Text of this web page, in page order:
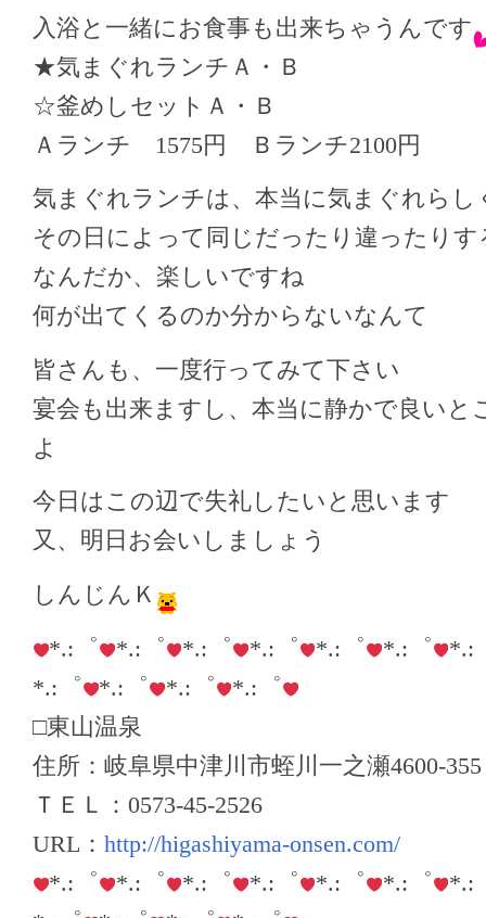
入浴と一緒にお食事も出来ちゃうんです
★気まぐれランチＡ・Ｂ
☆釜めしセットＡ・Ｂ
Ａランチ 1575円 Ｂランチ2100円
気まぐれランチは、本当に気まぐれらし
その日によって同じだったり違ったり
なんだか、楽しいですね
何が出てくるのか分からないなんて
皆さんも、一度行ってみて下さい
宴会も出来ますし、本当に静かで良いと
よ
今日はこの辺で失礼したいと思います
又、明日お会いしましょう
しんじんＫ
*.:゜ *.:゜ *.:゜ *.:゜ *.:゜ *.:゜
*.:
*.:゜
*.:゜ *.:゜
*.:゜
□東山温泉
住所：岐阜県中津川市蛭川一之瀬4600-355
ＴＥＬ：0573-45-2526
URL： http://higashiyama-onsen.com/
*.:゜
*.:゜ *.:゜ *.:゜ *.:゜ *.:゜
*.: